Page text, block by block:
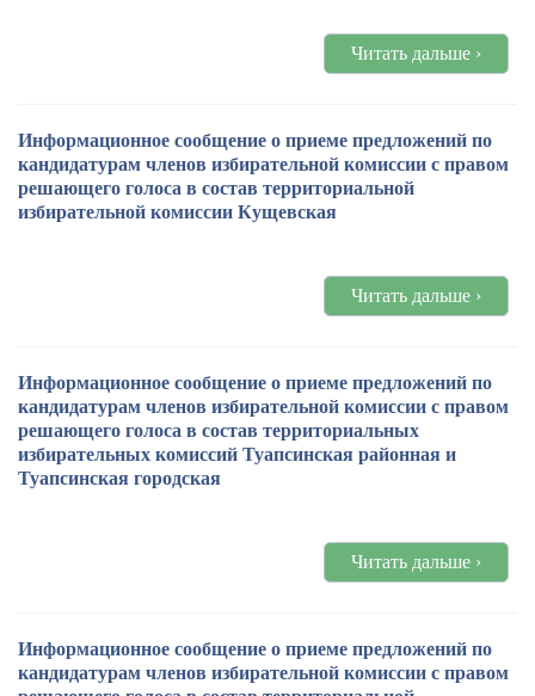
Читать дальше ›
Информационное сообщение о приеме предложений по
кандидатурам членов избирательной комиссии с правом
решающего голоса в состав территориальной
избирательной комиссии Кущевская
Читать дальше ›
Информационное сообщение о приеме предложений по
кандидатурам членов избирательной комиссии с правом
решающего голоса в состав территориальных
избирательных комиссий Туапсинская районная и
Туапсинская городская
Читать дальше ›
Информационное сообщение о приеме предложений по
кандидатурам членов избирательной комиссии с правом